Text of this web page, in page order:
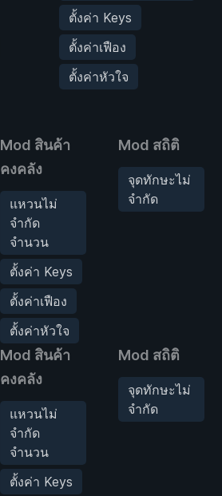
ตั้งค่า Keys
ตั้งค่าเฟือง
ตั้งค่าหัวใจ
Mod สินค้า
คงคลัง
แหวนไม่
จำกัด
จำนวน
ตั้งค่า Keys
ตั้งค่าเฟือง
ตั้งค่าหัวใจ
Mod สถิติ
จุดทักษะไม่
จำกัด
Mod สินค้า
คงคลัง
แหวนไม่
จำกัด
จำนวน
ตั้งค่า Keys
Mod สถิติ
จุดทักษะไม่
จำกัด